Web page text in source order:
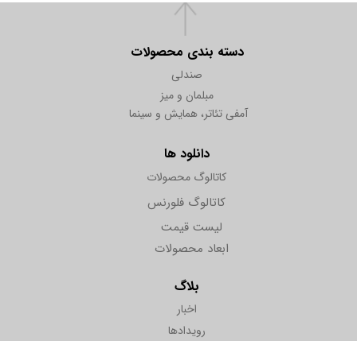
دسته بندی محصولات
صندلی
مبلمان و میز
آمفی تئاتر، همایش و سینما
دانلود ها
کاتالوگ محصولات
کاتالوگ فلورنس
بلاگ
اخبار
رویدادها
ابعاد محصولات
لیست قیمت